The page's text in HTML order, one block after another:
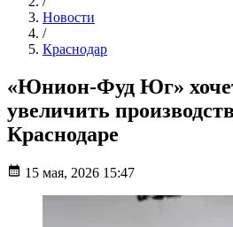
Новости
/
Краснодар
«Юнион-Фуд Юг»
увеличить
Краснодаре
15 мая, 2026 15:47